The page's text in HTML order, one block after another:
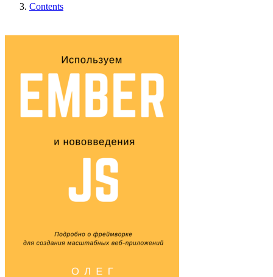
Contents